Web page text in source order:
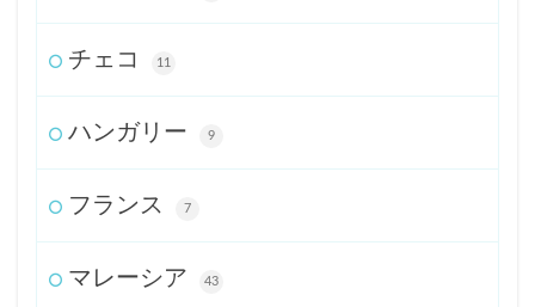
チェコ 11
ハンガリー 9
フランス 7
マレーシア 43